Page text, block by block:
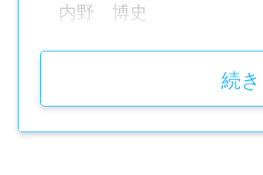
務内容をイメージしやすい
内野 博史
続